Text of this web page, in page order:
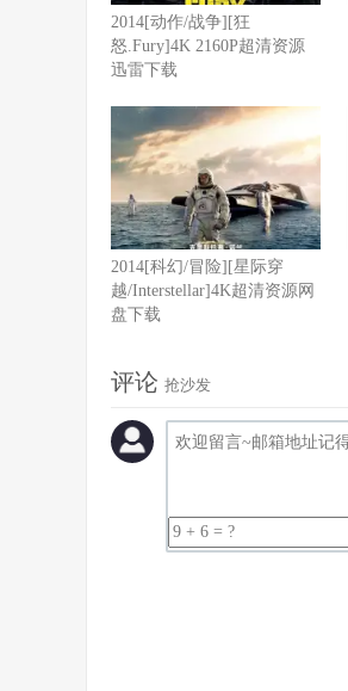
2014[动作/战争][狂
怒.Fury]4K 2160P超清资源
迅雷下载
2014[科幻/冒险][星际穿
越/Interstellar]4K超清资源网
盘下载
评论 抢沙发